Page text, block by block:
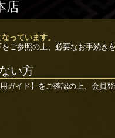
店
っています。
ご参照の上、必要なお手続き
い方
用ガイド】 をご確認の上、会員